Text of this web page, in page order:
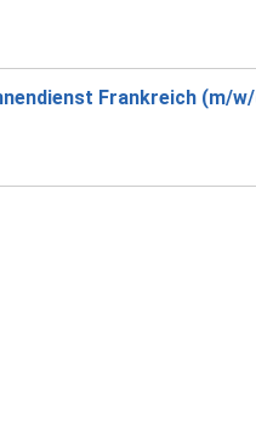
Frankreich (m/